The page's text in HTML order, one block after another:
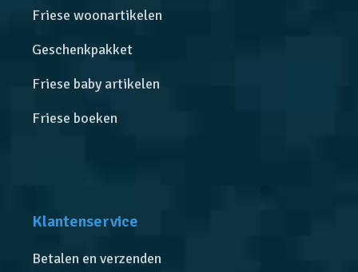
Friese woonartikelen
Geschenkpakket
Friese baby artikelen
Friese boeken
Klantenservice
Betalen en verzenden